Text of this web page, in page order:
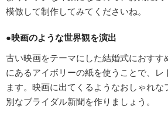
模倣して制作してみてくださいね。
●映画のような世界観を演出
古い映画をテーマにした結婚式におすす
にあるアイボリーの紙を使うことで、レ
ます。映画に出てくるようなおしゃれ
別なブライダル新聞を作りましょう。